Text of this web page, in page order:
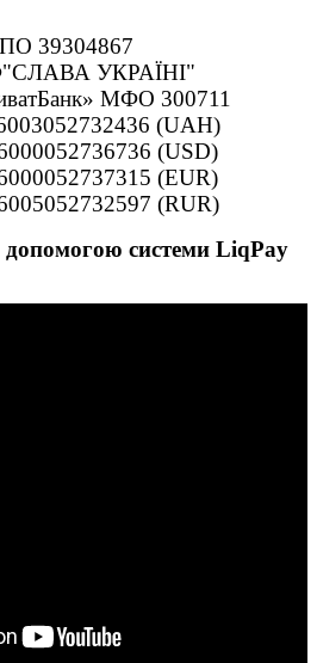
39304867
УКРАЇНІ"
МФО 300711
(UAH)
(USD)
(EUR)
(RUR)
допомогою системи LiqPay